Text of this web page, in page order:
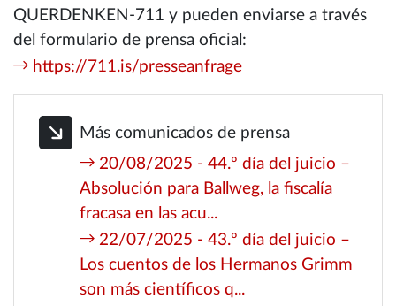
QUERDENKEN-711 y pueden enviarse a través
del formulario de prensa oficial:
https://711.is/presseanfrage
Más comunicados de prensa
20/08/2025 - 44.º día del juicio –
Absolución para Ballweg, la fiscalía
fracasa en las acu...
22/07/2025 - 43.º día del juicio –
Los cuentos de los Hermanos Grimm
son más científicos q...